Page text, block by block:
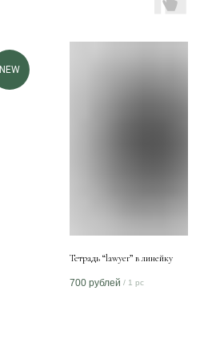
NEW
Тетрадь “lawyer” в линейку
700 рублей / 1 pc